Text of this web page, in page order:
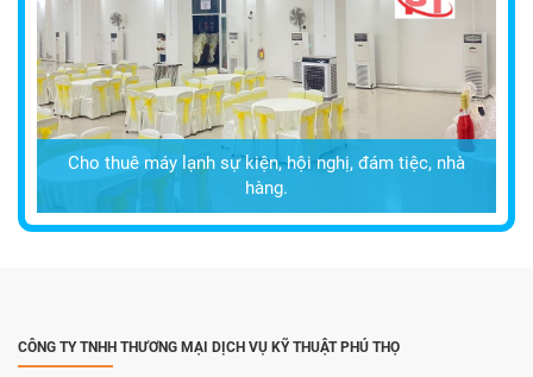
Cho thuê máy lạnh sự kiện, hội nghị, đám tiệc, nhà
hàng.
CÔNG TY TNHH THƯƠNG MẠI DỊCH VỤ KỸ THUẬT PHÚ THỌ